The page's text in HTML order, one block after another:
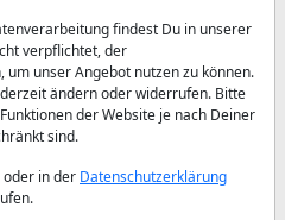
beim Aufenthalt in
Kosten entstehen,
Schiffskategorie
Diese Gebühren sind nicht
der Nutzung von
Sicherheitssystemen,
und Hafenmanagement.
findest Du in unserer
verpflichtet, der
unser Angebot nutzen zu können.
ändern oder widerrufen. Bitte
der Website je nach Deiner
sind.
oder in der Datenschutzerklärung